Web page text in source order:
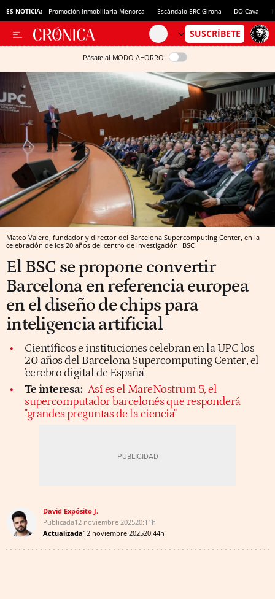
ES NOTICIA: Promoción inmobiliaria Menorca Escándalo ERC Girona DO Cava
Pásate al MODO AHORRO
Mateo Valero, fundador y director del Barcelona Supercomputing Center, en la
celebración de los 20 años del centro de investigación BSC
El BSC se propone convertir
Barcelona en referencia europea
en el diseño de chips para
inteligencia artificial
Científicos e instituciones celebran en la UPC los
20 años del Barcelona Supercomputing Center, el
'cerebro digital de España'
Te interesa: Así es el MareNostrum 5, el
supercomputador barcelonés que responderá
"grandes preguntas de la ciencia"
David Expósito J.
Publicada12 noviembre 202520:11h
Actualizada12 noviembre 202520:44h